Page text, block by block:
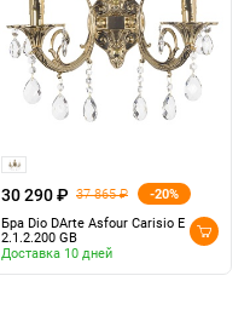
30 290 ₽ 37 865 ₽
-20%
Бра Dio DArte Asfour Carisio E
2.1.2.200 GB
Доставка 10 дней